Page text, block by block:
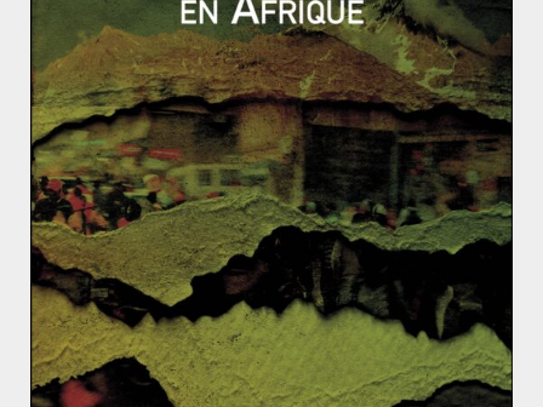
Zemongo (RCA), voire du trafic d’esclaves. Plusieurs
témoins ont également indiqué que des soldats de la
milice ougandaise monnayaient leurs services auprès
d’éleveurs nomades pour escorter des troupeaux entre
le Soudan et la RCA.
Si le groupe est aujourd’hui divisé en interne et que
son idéologie a disparu, ses combattants sont
fortement actifs dans le sud-est de la RCA. En effet,
ce
pays est traversé par une grave crise politique depuis
2013et 80% de son territoire est contrôlé par des
groupes armés. Les rebelles ougandais remontent
plusieurs couloirs depuis les régions congolaises du